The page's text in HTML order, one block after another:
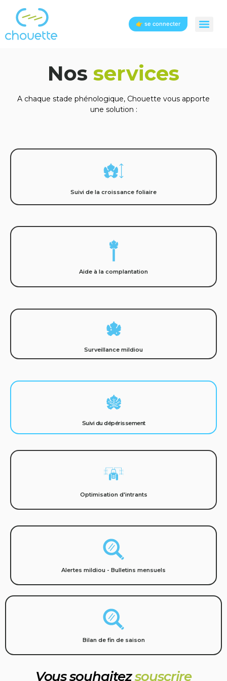
👉 se connecter
Nos services
A chaque stade phénologique, Chouette vous apporte
une solution :
Suivi de la croissance foliaire
Aide à la complantation
Surveillance mildiou
Suivi du dépérissement
Optimisation d'intrants
Alertes mildiou - Bulletins mensuels
Bilan de fin de saison
Vous souhaitezsouscrire